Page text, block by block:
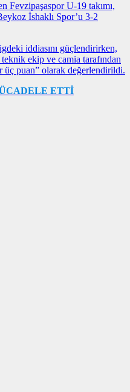
Fevzipaşaspor U-19 takımı,
İshaklı Spor’u 3-2
iddiasını güçlendirirken,
ekip ve camia tarafından
üç puan” olarak değerlendirildi.
ETTİ